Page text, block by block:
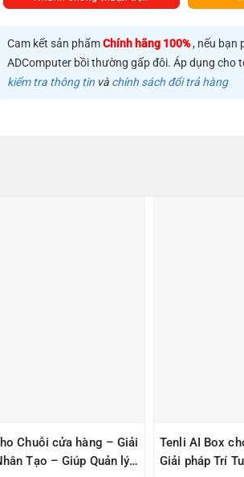
Cam kết sản phẩmChính hãng 100%, nếu bạn
ADComputer bồi thường gấp đôi. Áp dụng cho
kiểm tra thông tin và chính sách đổi trả hàng
Chuỗi cửa hàng – Giải
Tạo – Giúp Quản lý
Tenli AI Box
Giải pháp Trí